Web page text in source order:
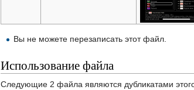
Вы не можете перезаписать этот файл.
Использование файла
Следующие 2 файла являются дубликатами